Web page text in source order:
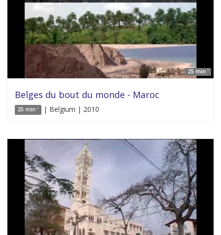
25 min '
Belges du bout du monde - Maroc
25 min ' | Belgium | 2010